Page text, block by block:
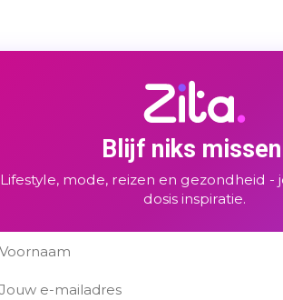
Blijf niks
Lifestyle, mode, reizen en gezondheid -
dosis inspiratie.